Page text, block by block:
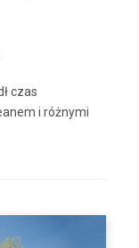
czas
i różnymi